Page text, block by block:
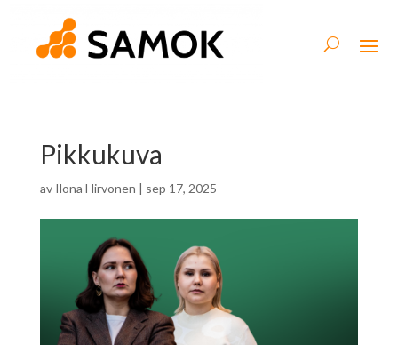
Pikkukuva
av Ilona Hirvonen | sep 17, 2025